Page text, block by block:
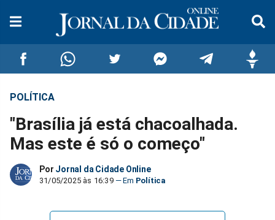
Compartilhar
no
Facebook
Compartilhar
no
Whatsapp
no
Twitter
no
Messenger
no
POLÍTICA
"Brasília já está chacoalhada.
Mas este é só o começo"
Por Jornal da Cidade Online
31/05/2025 às 16:39 Política